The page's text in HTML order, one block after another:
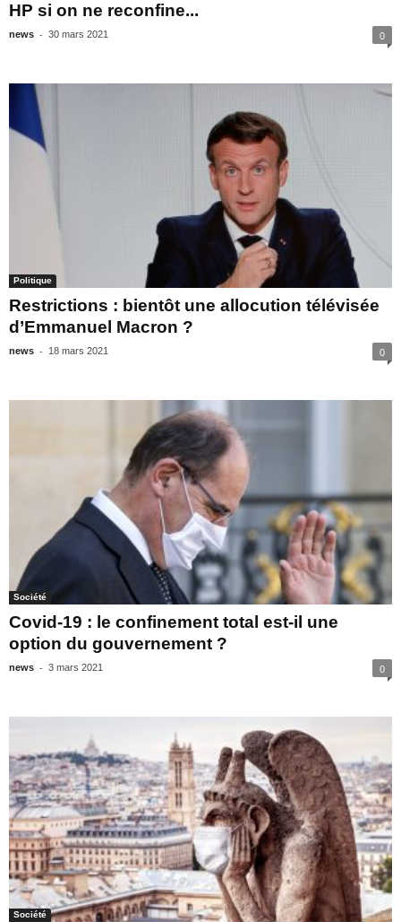
HP si on ne reconfine...
news - 30 mars 2021 0
Politique
Restrictions : bientôt une allocution télévisée
d’Emmanuel Macron ?
news - 18 mars 2021 0
Société
Covid-19 : le confinement total est-il une
option du gouvernement ?
news - 3 mars 2021 0
Société